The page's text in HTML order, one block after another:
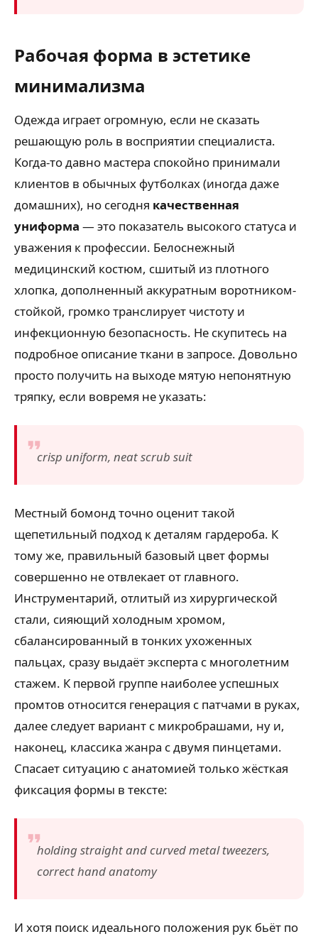
Рабочая форма в эстетике
минимализма
Одежда играет огромную, если не сказать
решающую роль в восприятии специалиста.
Когда-то давно мастера спокойно принимали
клиентов в обычных футболках (иногда даже
домашних), но сегодня качественная
униформа — это показатель высокого статуса и
уважения к профессии. Белоснежный
медицинский костюм, сшитый из плотного
хлопка, дополненный аккуратным воротником-
стойкой, громко транслирует чистоту и
инфекционную безопасность. Не скупитесь на
подробное описание ткани в запросе. Довольно
просто получить на выходе мятую непонятную
тряпку, если вовремя не указать:
crisp uniform, neat scrub suit
Местный бомонд точно оценит такой
щепетильный подход к деталям гардероба. К
тому же, правильный базовый цвет формы
совершенно не отвлекает от главного.
Инструментарий, отлитый из хирургической
стали, сияющий холодным хромом,
сбалансированный в тонких ухоженных
пальцах, сразу выдаёт эксперта с многолетним
стажем. К первой группе наиболее успешных
промтов относится генерация с патчами в руках,
далее следует вариант с микробрашами, ну и,
наконец, классика жанра с двумя пинцетами.
Спасает ситуацию с анатомией только жёсткая
фиксация формы в тексте:
holding straight and curved metal tweezers,
correct hand anatomy
И хотя поиск идеального положения рук бьёт по